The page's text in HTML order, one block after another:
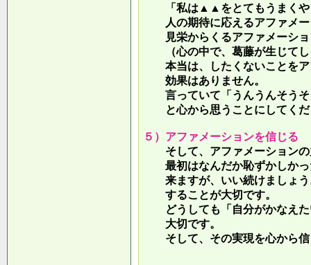
「私は▲▲をとてもうまくや
人の期待に応えるアファメ
見栄からくるアファメーショ
（心の中で、葛藤が生じてし
本当は、したくないことをア
効果はありません。
言っていて 「うんうんそう
と心から思うことにしてくだ
５）アファメーションを信じる
そして、アファメーションの
最初はなんだか恥ずかしかっ
来ますが、いい続けましょう
することが大切です。
どうしても「自分がかなえた
大切です。
そして、その実現を心から信